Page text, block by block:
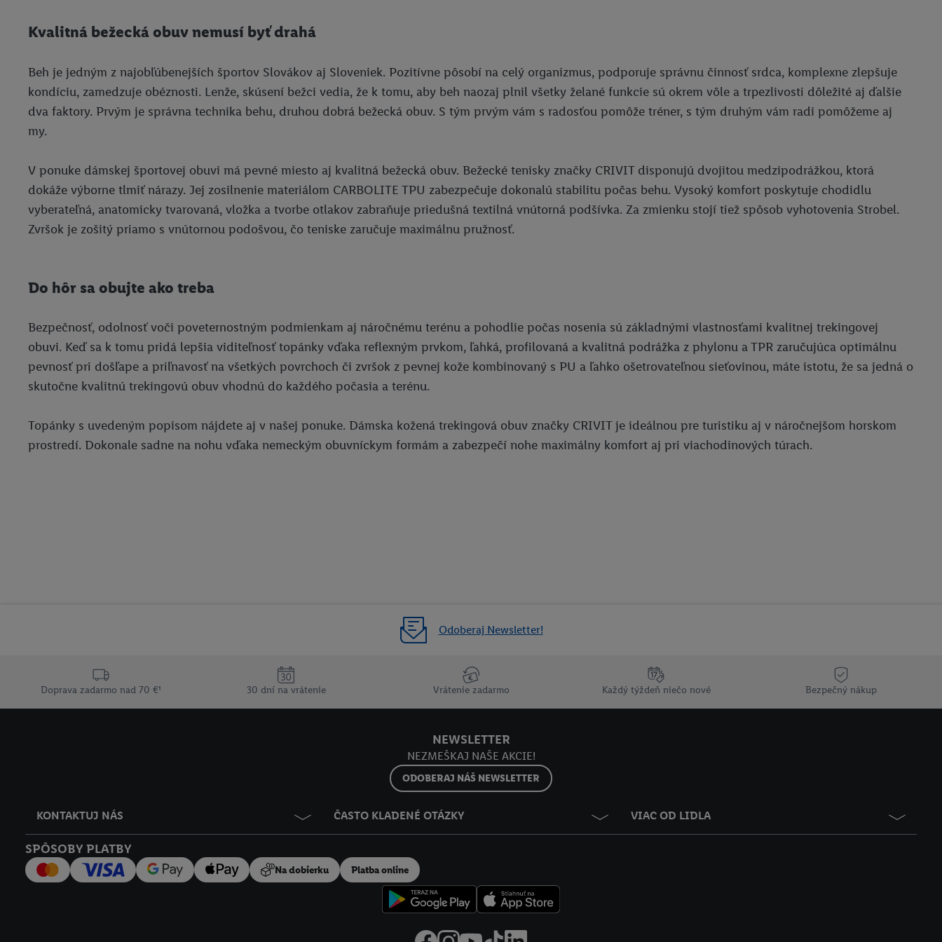
Kvalitná bežecká obuv nemusí byť drahá
Beh je jedným z najobľúbenejších športov Slovákov aj Sloveniek. Pozitívne pôsobí na celý organizmus, podporuje správnu činnosť srdca, komplexne zlepšuje
kondíciu, zamedzuje obéznosti. Lenže, skúsení bežci vedia, že k tomu, aby beh naozaj plnil všetky želané funkcie sú okrem vôle a trpezlivosti dôležité aj ďalšie
dva faktory. Prvým je správna technika behu, druhou dobrá bežecká obuv. S tým prvým vám s radosťou pomôže tréner, s tým druhým vám radi pomôžeme aj
my.
V ponuke dámskej športovej obuvi má pevné miesto aj kvalitná bežecká obuv. Bežecké tenisky značky CRIVIT disponujú dvojitou medzipodrážkou, ktorá
dokáže výborne tlmiť nárazy. Jej zosilnenie materiálom CARBOLITE TPU zabezpečuje dokonalú stabilitu počas behu. Vysoký komfort poskytuje chodidlu
vyberateľná, anatomicky tvarovaná, vložka a tvorbe otlakov zabraňuje priedušná textilná vnútorná podšívka. Za zmienku stojí tiež spôsob vyhotovenia Strobel.
Zvršok je zošitý priamo s vnútornou podošvou, čo teniske zaručuje maximálnu pružnosť.
Do hôr sa obujte ako treba
Bezpečnosť, odolnosť voči poveternostným podmienkam aj náročnému terénu a pohodlie počas nosenia sú základnými vlastnosťami kvalitnej trekingovej
obuvi. Keď sa k tomu pridá lepšia viditeľnosť topánky vďaka reflexným prvkom, ľahká, profilovaná a kvalitná podrážka z phylonu a TPR zaručujúca optimálnu
pevnosť pri došľape a priľnavosť na všetkých povrchoch či zvršok z pevnej kože kombinovaný s PU a ľahko ošetrovateľnou sieťovinou, máte istotu, že sa jedná o
skutočne kvalitnú trekingovú obuv vhodnú do každého počasia a terénu.
Topánky s uvedeným popisom nájdete aj v našej ponuke. Dámska kožená trekingová obuv značky CRIVIT je ideálnou pre turistiku aj v náročnejšom horskom
prostredí. Dokonale sadne na nohu vďaka nemeckým obuvníckym formám a zabezpečí nohe maximálny komfort aj pri viachodinových túrach.
Odoberaj Newsletter!
Doprava zadarmo nad 70 €¹ 30 dní na vrátenie Vrátenie zadarmo Každý týždeň niečo nové Bezpečný nákup
NEWSLETTER
NEZMEŠKAJ NAŠE AKCIE!
ODOBERAJ NÁŠ NEWSLETTER
KONTAKTUJ NÁS ČASTO KLADENÉ OTÁZKY VIAC OD LIDLA
SPÔSOBY PLATBY
Na dobierku Platba online